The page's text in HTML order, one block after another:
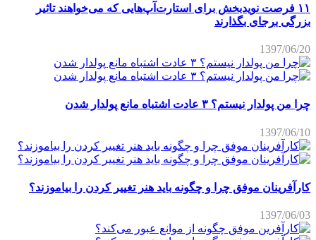
۱۱ فرصت نویدبخش برای استارت‌آپ‌هایی که می‌خواهند تاثیر
بزرگی برجای بگذارند
1397/06/20
چرا من پولدار نیستم؟ ۳ عادت اشتباه مانع پولدار شدن
1397/06/10
کارآفرینان موفق چرا و چگونه باید هنر تغییر کردن را بیاموزند؟
1397/06/03